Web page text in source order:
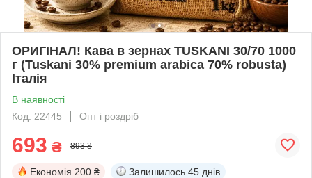
ОРИГІНАЛ! Кава в зернах TUSKANI 30/70 1000
г (Tuskani 30% premium arabica 70% robusta)
Італія
В наявності
Код: 22445
Опт і роздріб
693 ₴ 893 ₴
Економія 200 ₴ Залишилось 45 днів